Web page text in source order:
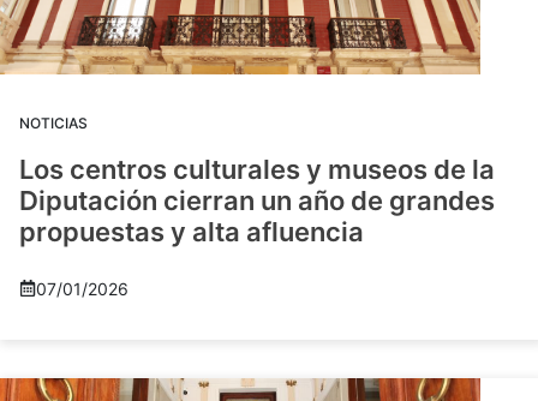
NOTICIAS
Los centros culturales y museos de la
Diputación cierran un año de grandes
propuestas y alta afluencia
07/01/2026